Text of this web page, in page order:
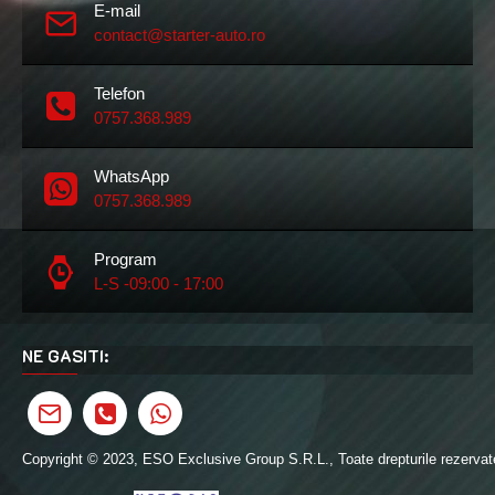
E-mail
contact@starter-auto.ro
Telefon
0757.368.989
WhatsApp
0757.368.989
Program
L-S -09:00 - 17:00
NE GASITI:
Copyright © 2023, ESO Exclusive Group S.R.L., Toate drepturile